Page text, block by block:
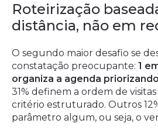
Roteirização
distância, não em
O segundo maior desafio se
constatação preocupante: 1
organiza a agenda
31% definem a ordem de
critério estruturado. Outros
parâmetro algum, ou seja, o